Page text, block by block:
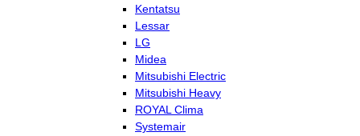
Kentatsu
Lessar
LG
Midea
Mitsubishi Electric
Mitsubishi Heavy
ROYAL Clima
Systemair